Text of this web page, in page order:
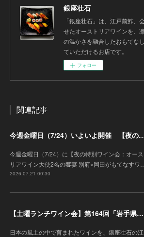
銀座壮石
「銀座壮石」は、江戸前鮓、
せたオーストリアワインを、
の温かさを融合したおもてな
ていただけるお店です。
フォロー
関連記事
今週金曜日（7/24）いよいよ開催 【夜の特別ワイン会】オーストリアワイン
今週金曜日（7/24）に【夜の特別ワイン会：オース
リアワイン大使2名の饗宴 別府×岡田がもてなすワ…
2026.07.21 00:30
【土曜ランチワイン会】第164回「岩手県『高橋葡萄園』のワインと江戸前鮓」
日本の風土の中で育まれたワインを、銀座壮石の